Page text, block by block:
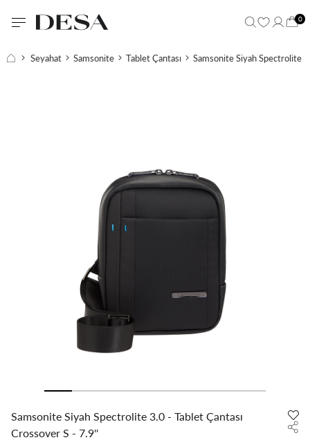
0
Seyahat Samsonite Tablet Çantası
Samsonite Siyah Spectrolite 3.0 - Tablet Çantası
Crossover S - 7.9''